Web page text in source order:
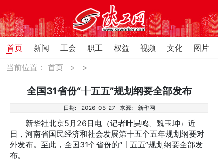
首页 新闻 工会 职工 权益 视频 文化
图片
当前位置：首页 > >
全国31省份“十五五”规划纲要全部发布
日期: 2026-05-27 来源: 新华网
新华社北京5月26日电（记者叶昊鸣、魏玉坤）近
日，河南省国民经济和社会发展第十五个五年规划纲要对
外发布。至此，全国31个省份的“十五五”规划纲要全部发
布。